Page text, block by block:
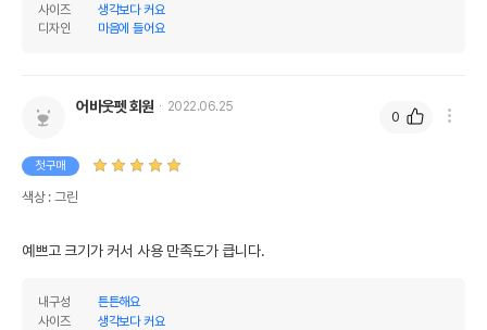
사이즈
생각보다 커요
디자인
마음에 들어요
어바웃펫 회원 2022.06.25
첫구매
색상 : 그린
예쁘고 크기가 커서 사용 만족도가 큽니다.
내구성
튼튼해요
사이즈
생각보다 커요
0